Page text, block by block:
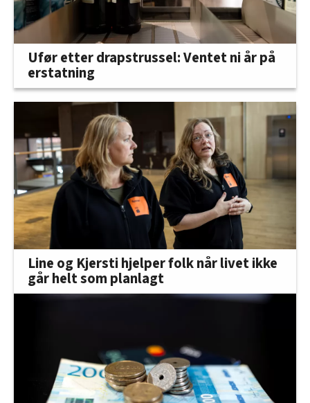
Ufør etter drapstrussel: Ventet ni år på
erstatning
Line og Kjersti hjelper folk når livet ikke
går helt som planlagt